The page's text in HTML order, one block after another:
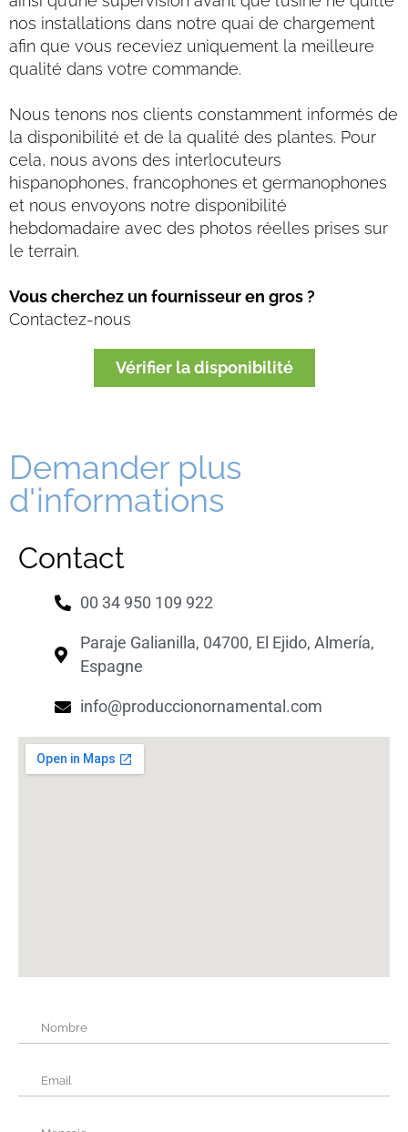
nos installations dans notre quai de chargement
afin que vous receviez uniquement la meilleure
qualité dans votre commande.
Nous tenons nos clients constamment informés de
la disponibilité et de la qualité des plantes. Pour
cela, nous avons des interlocuteurs
hispanophones, francophones et germanophones
et nous envoyons notre disponibilité
hebdomadaire avec des photos réelles prises sur
le terrain.
Vous cherchez un fournisseur en gros ?
Contactez-nous
Vérifier la disponibilité
Demander plus
d'informations
Contact
00 34 950 109 922
Paraje Galianilla, 04700, El Ejido, Almería,
Espagne
info@produccionornamental.com